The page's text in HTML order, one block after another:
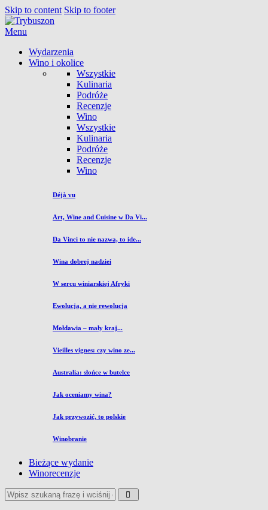
Skip to content Skip to footer
Menu
Wydarzenia
Wino i okolice
Wszystkie
Kulinaria
Podróże
Recenzje
Wino
Wszystkie
Kulinaria
Podróże
Recenzje
Wino
Déjà vu
Art, Wine and Cuisine w Da Vi...
Da Vinci to nie nazwa, to ide...
Wina dobrej nadziei
W sercu winiarskiej Afryki
Ewolucja, a nie rewolucja
Mołdawia – mały kraj...
Vieilles vignes: czy wino ze...
Australia: słońce w butelce
Jak oceniamy wina?
Jak przywozić, to polskie
Winobranie
Bieżące wydanie
Winorecenzje